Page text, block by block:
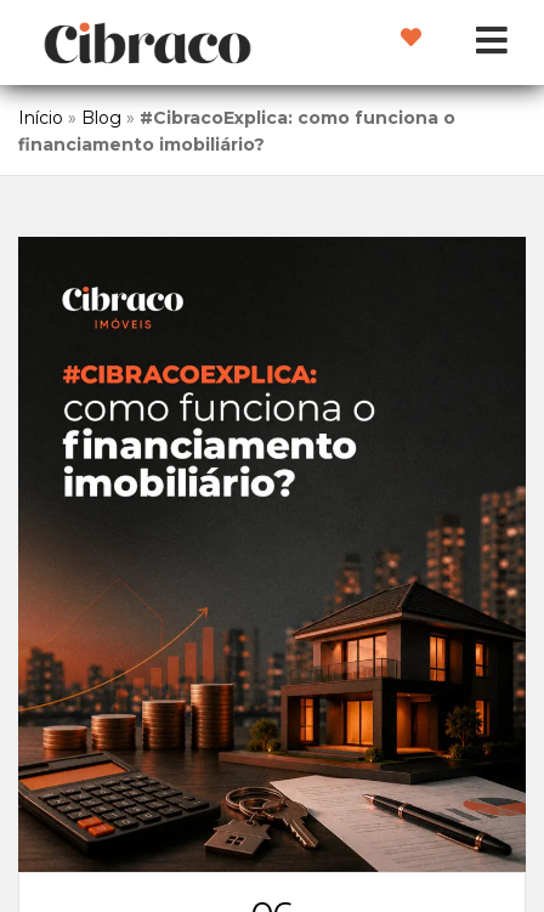
Início » Blog » #CibracoExplica: como funciona o
financiamento imobiliário?